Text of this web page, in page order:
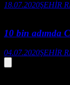
18.07.2020ŞEHİR
10 bin adımda
04.07.2020ŞEHİR